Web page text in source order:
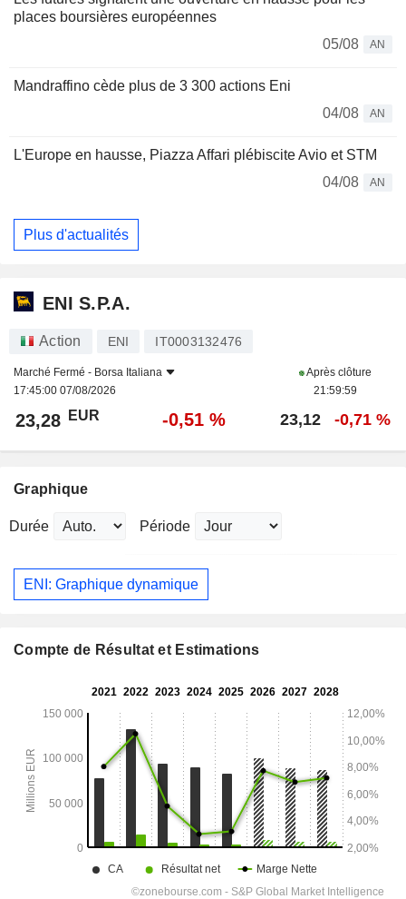
places boursières européennes
05/08
AN
Mandraffino cède plus de 3 300 actions Eni
04/08
AN
L'Europe en hausse, Piazza Affari plébiscite Avio et STM
04/08
AN
Plus d'actualités
ENI S.P.A.
Action ENI IT0003132476
Marché Fermé - Borsa Italiana
17:45:00 07/08/2026
Après clôture
21:59:59
23,28 EUR -0,51 % 23,12 -0,71 %
Graphique
Durée Période
ENI: Graphique dynamique
Compte de Résultat et Estimations